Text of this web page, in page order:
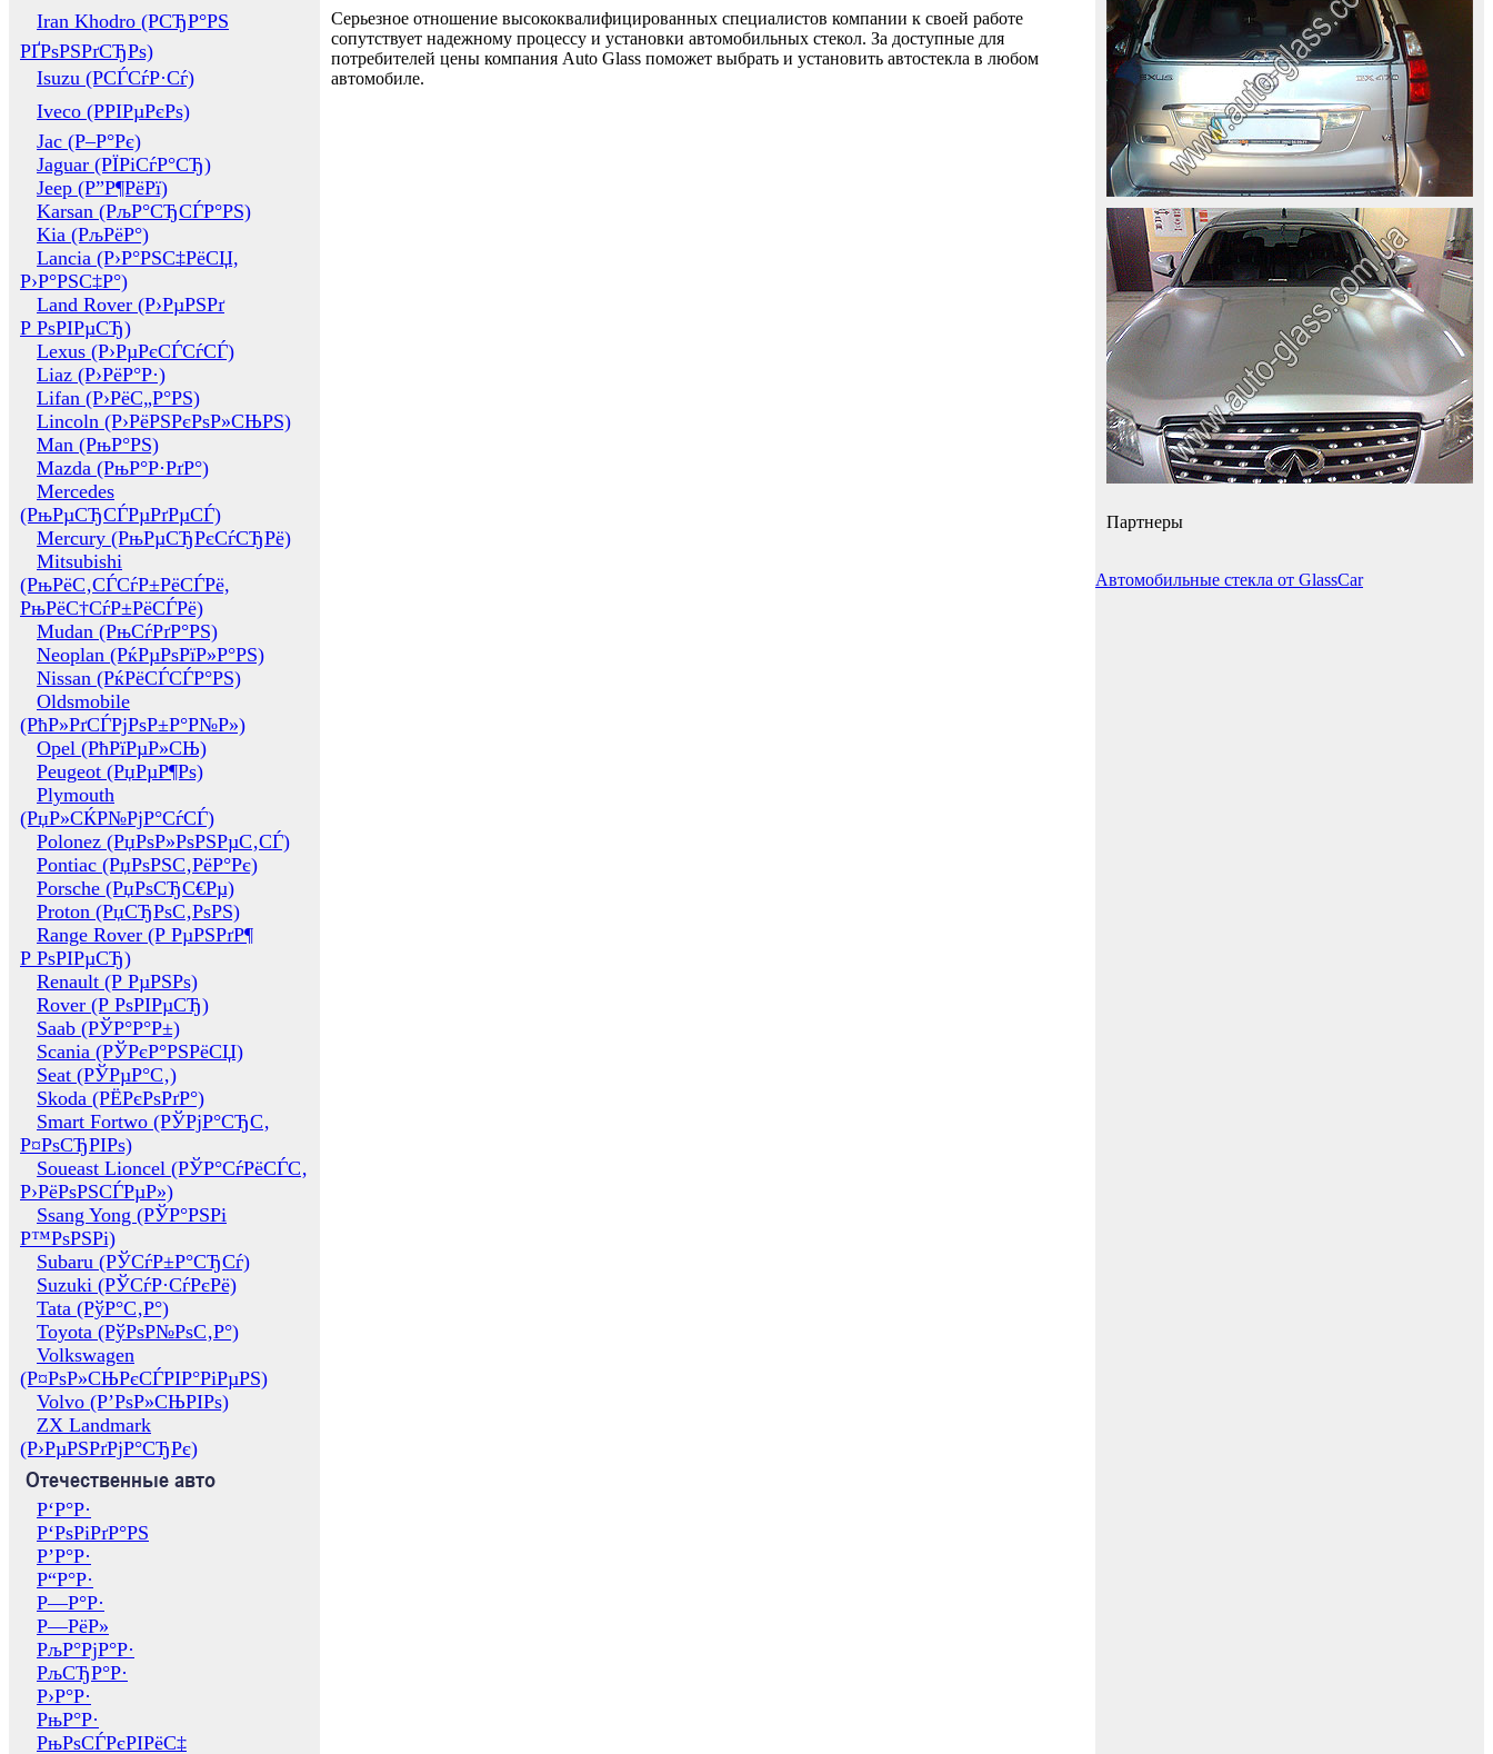
Iran Khodro (РСЂР°РЅ
РҐРѕРЅРґСЂРѕ)
Isuzu (РСЃСѓР·Сѓ)
Iveco (РРІРµРєРѕ)
Jac (Р–Р°Рє)
Jaguar (РЇРіСѓР°СЂ)
Jeep (Р”Р¶РёРї)
Karsan (РљР°СЂСЃР°РЅ)
Kia (РљРёР°)
Lancia (Р›Р°РЅС‡РёСЏ,
Р›Р°РЅС‡Р°)
Land Rover (Р›РµРЅРґ
Р РѕРІРµСЂ)
Lexus (Р›РµРєСЃСѓСЃ)
Liaz (Р›РёР°Р·)
Lifan (Р›РёС„Р°РЅ)
Lincoln (Р›РёРЅРєРѕР»СЊРЅ)
Man (РњР°РЅ)
Mazda (РњР°Р·РґР°)
Mercedes
(РњРµСЂСЃРµРґРµСЃ)
Mercury (РњРµСЂРєСѓСЂРё)
Mitsubishi
(РњРёС‚СЃСѓР±РёСЃРё,
РњРёС†СѓР±РёСЃРё)
Mudan (РњСѓРґР°РЅ)
Neoplan (РќРµРѕРїР»Р°РЅ)
Nissan (РќРёСЃСЃР°РЅ)
Oldsmobile
(РћР»РґСЃРјРѕР±Р°Р№Р»)
Opel (РћРїРµР»СЊ)
Peugeot (РџРµР¶Рѕ)
Plymouth
(РџР»СЌР№РјР°СѓСЃ)
Polonez (РџРѕР»РѕРЅРµС‚СЃ)
Pontiac (РџРѕРЅС‚РёР°Рє)
Porsche (РџРѕСЂС€Рµ)
Proton (РџСЂРѕС‚РѕРЅ)
Range Rover (Р РµРЅРґР¶
Р РѕРІРµСЂ)
Renault (Р РµРЅРѕ)
Rover (Р РѕРІРµСЂ)
Saab (РЎР°Р°Р±)
Scania (РЎРєР°РЅРёСЏ)
Seat (РЎРµР°С‚)
Skoda (РЁРєРѕРґР°)
Smart Fortwo (РЎРјР°СЂС‚
Р¤РѕСЂРІРѕ)
Soueast Lioncel (РЎР°СѓРёСЃС‚
Р›РёРѕРЅСЃРµР»)
Ssang Yong (РЎР°РЅРі
Р™РѕРЅРі)
Subaru (РЎСѓР±Р°СЂСѓ)
Suzuki (РЎСѓР·СѓРєРё)
Tata (РўР°С‚Р°)
Toyota (РўРѕР№РѕС‚Р°)
Volkswagen
(Р¤РѕР»СЊРєСЃРІР°РіРµРЅ)
Volvo (Р’РѕР»СЊРІРѕ)
ZX Landmark
(Р›РµРЅРґРјР°СЂРє)
Отечественные авто
Р‘Р°Р·
Р‘РѕРіРґР°РЅ
Р’Р°Р·
Р“Р°Р·
Р—Р°Р·
Р—РёР»
РљР°РјР°Р·
РљСЂР°Р·
Р›Р°Р·
РњР°Р·
РњРѕСЃРєРІРёС‡
Серьезное отношение высококвалифицированных специалистов компании к своей работе
сопутствует надежному процессу и установки автомобильных стекол. За доступные для
потребителей цены компания Auto Glass поможет выбрать и установить автостекла в любом
автомобиле.
Партнеры
Автомобильные стекла от GlassCar